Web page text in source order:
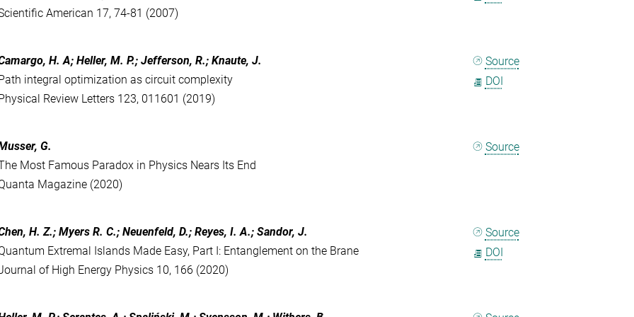
American 17, 74-81 (2007)
H. A; Heller, M. P.; Jefferson, R.; Knaute, J.
integral optimization as circuit complexity
Review Letters 123, 011601 (2019)
Source
DOI
G.
Most Famous Paradox in Physics Nears Its End
Magazine (2020)
Source
H. Z.; Myers R. C.; Neuenfeld, D.; Reyes, I. A.; Sandor, J.
Extremal Islands Made Easy, Part I: Entanglement on the Brane
of High Energy Physics 10, 166 (2020)
Source
DOI